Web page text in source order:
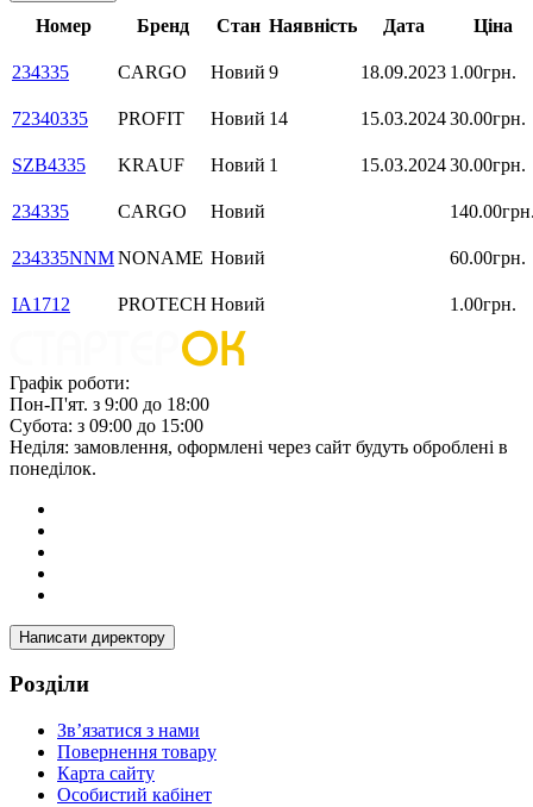
Номер Бренд Стан Наявність Дата Ціна
234335 CARGO Новий 9 18.09.2023 1.00грн.
72340335 PROFIT Новий 14 15.03.202430.00грн.
SZB4335 KRAUF Новий 1 15.03.202430.00грн.
234335 CARGO Новий
234335NNMNONAME Новий 60.00грн.
IA1712 PROTECH Новий 1.00грн.
Графік роботи:
Пон-П'ят. з 9:00 до 18:00
Субота: з 09:00 до 15:00
Неділя: замовлення, оформлені через сайт будуть оброблені в
понеділок.
Написати директору
Розділи
Зв’язатися з нами
Повернення товару
Карта сайту
Особистий кабінет